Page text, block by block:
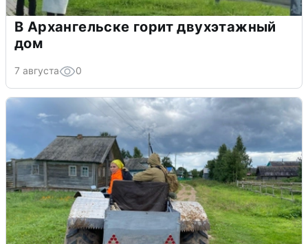
В Архангельске горит двухэтажный
дом
7 августа 0